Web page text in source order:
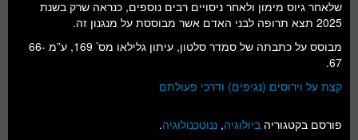
שלאחר גיוס מימון ולאחר ניסויים רבים נוספים, כנראה שרק בשנת
2025 תצא תרופה לבני האדם אשר מבוססת על מנגנון זה.
מבוסס על כתבתה של סמדר סלטון, עיתון גלילאו מס’ 169, ע”מ 66-
67.
קצת על וירוסים (נגיפים) ודרכי פעולתם
פורסם בקטגוריה ביולוגיה, ננוטכנולוגיה.